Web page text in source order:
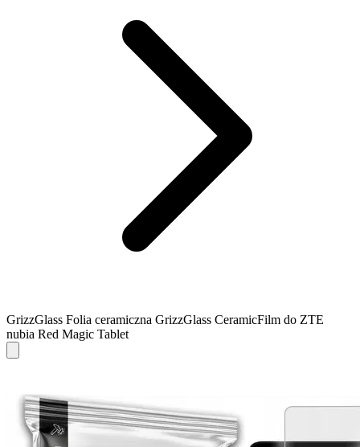
GrizzGlass Folia ceramiczna GrizzGlass CeramicFilm do ZTE
nubia Red Magic Tablet